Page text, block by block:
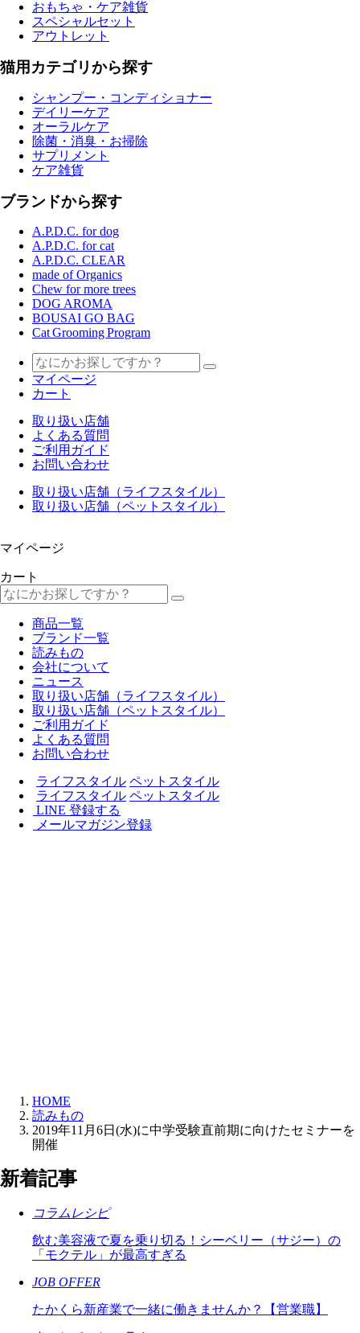
おもちゃ・ケア雑貨
スペシャルセット
アウトレット
猫用カテゴリから探す
シャンプー・コンディショナー
デイリーケア
オーラルケア
除菌・消臭・お掃除
サプリメント
ケア雑貨
ブランドから探す
A.P.D.C. for dog
A.P.D.C. for cat
A.P.D.C. CLEAR
made of Organics
Chew for more trees
DOG AROMA
BOUSAI GO BAG
Cat Grooming Program
マイページ
カート
取り扱い店舗
よくある質問
ご利用ガイド
お問い合わせ
取り扱い店舗（ライフスタイル）
取り扱い店舗（ペットスタイル）
マイページ
カート
商品一覧
ブランド一覧
読みもの
会社について
ニュース
取り扱い店舗（ライフスタイル）
取り扱い店舗（ペットスタイル）
ご利用ガイド
よくある質問
お問い合わせ
ライフスタイル ペットスタイル
ライフスタイル ペットスタイル
LINE 登録する
メールマガジン登録
HOME
読みもの
2019年11月6日(水)に中学受験直前期に向けたセミナーを
開催
新着記事
コラムレシピ
飲む美容液で夏を乗り切る！シーベリー（サジー）の
「モクテル」が最高すぎる
JOB OFFER
たかくら新産業で一緒に働きませんか？【営業職】